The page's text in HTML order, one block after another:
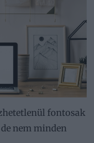
fontosak
nem minden